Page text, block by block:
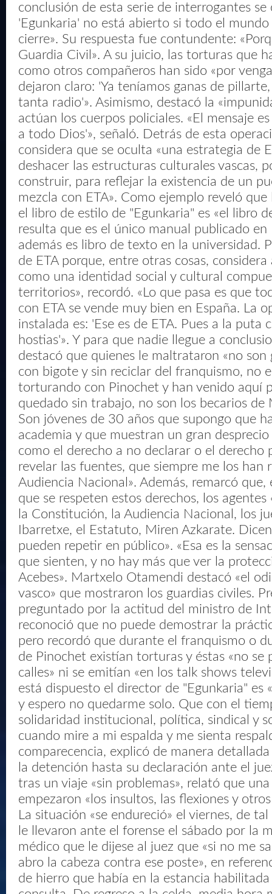
conclusión de esta serie de interrogantes
'Egunkaria' no está abierto si todo el
cierre». Su respuesta fue contundente:
Guardia Civil». A su juicio, las torturas que
como otros compañeros han sido «por
dejaron claro: 'Ya teníamos ganas de
tanta radio'». Asimismo, destacó la
actúan los cuerpos policiales. «El mensaje
a todo Dios'», señaló. Detrás de esta
considera que se oculta «una estrategia de
deshacer las estructuras culturales vascas,
construir, para reflejar la existencia de un
mezcla con ETA». Como ejemplo reveló
el libro de estilo de "Egunkaria" es «el libro
resulta que es el único manual publicado en
además es libro de texto en la universidad.
de ETA porque, entre otras cosas,
como una identidad social y cultural
territorios», recordó. «Lo que pasa es que
con ETA se vende muy bien en España. La
instalada es: 'Ese es de ETA. Pues a la puta
hostias'». Y para que nadie llegue a
destacó que quienes le maltrataron «no
con bigote y sin reciclar del franquismo, no
torturando con Pinochet y han venido aquí
quedado sin trabajo, no son los becarios de
Son jóvenes de 30 años que supongo que
academia y que muestran un gran
como el derecho a no declarar o el derecho
revelar las fuentes, que siempre me los han
Audiencia Nacional». Además, remarcó que,
que se respeten estos derechos, los
la Constitución, la Audiencia Nacional, los
Ibarretxe, el Estatuto, Miren Azkarate.
pueden repetir en público». «Esa es la
que sienten, y no hay más que ver la
Acebes». Martxelo Otamendi destacó «el
vasco» que mostraron los guardias civiles.
preguntado por la actitud del ministro de
reconoció que no puede demostrar la
pero recordó que durante el franquismo o
de Pinochet existían torturas y éstas «no se
calles» ni se emitían «en los talk shows
está dispuesto el director de "Egunkaria" es
y espero no quedarme solo. Que con el
solidaridad institucional, política, sindical y
cuando mire a mi espalda y me sienta
comparecencia, explicó de manera
la detención hasta su declaración ante el
tras un viaje «sin problemas», relató que
empezaron «los insultos, las flexiones y
La situación «se endureció» el viernes, de
le llevaron ante el forense el sábado por la
médico que le dijese al juez que «si no me
abro la cabeza contra ese poste», en
de hierro que había en la estancia